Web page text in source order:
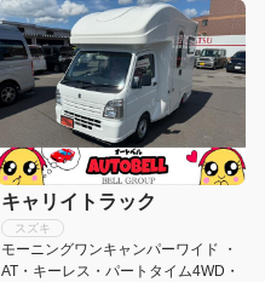
キャリイトラック
スズキ
モーニングワンキャンパーワイド ・
AT・キーレス・パートタイム4WD・